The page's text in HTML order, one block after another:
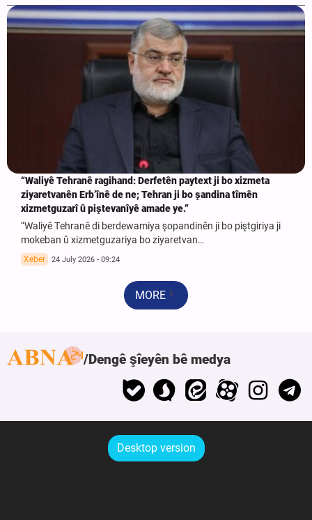
“Waliyê Tehranê ragihand: Derfetên paytext ji bo xizmeta
ziyaretvanên Erb’înê de ne; Tehran ji bo şandina tîmên
xizmetguzarî û piştevanîyê amade ye.”
“Waliyê Tehranê di berdewamiya şopandinên ji bo piştgiriya ji
mokeban û xizmetguzariya bo ziyaretvan…
Xeber 24 July 2026 - 09:24
MORE
Dengê şîeyên bê medya
Desktop version